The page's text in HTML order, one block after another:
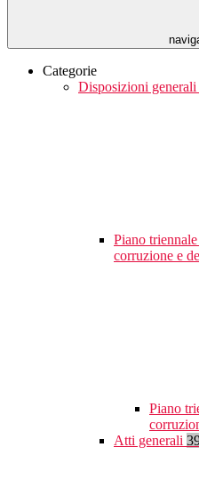
Categorie
Disposizioni generali
Piano
corruzione e
Piano
Atti generali